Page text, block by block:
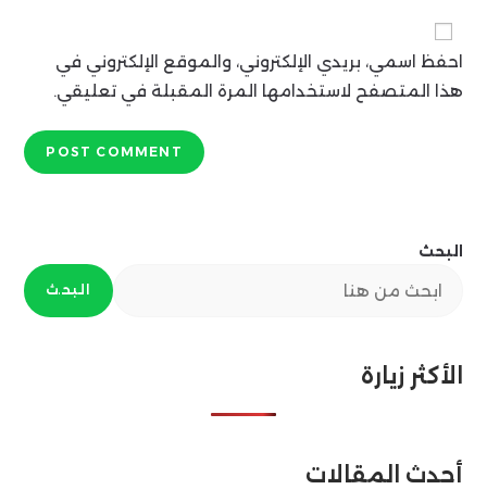
comment
address
to
comment
احفظ اسمي، بريدي الإلكتروني، والموقع الإلكتروني في
هذا المتصفح لاستخدامها المرة المقبلة في تعليقي.
البحث
البحث
الأكثر زيارة
أحدث المقالات